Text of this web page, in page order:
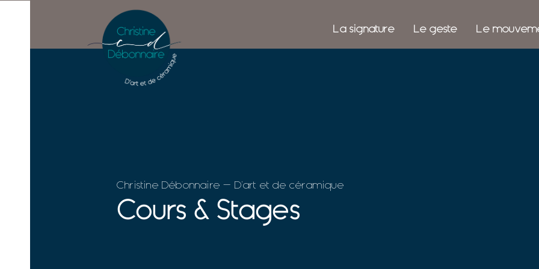
La signature Le geste Le
Christine Débonnaire - D'art et de céramique
Cours & Stages